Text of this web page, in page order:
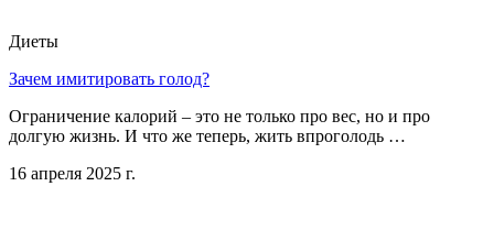
Диеты
Зачем имитировать голод?
Ограничение калорий – это не только про вес, но и про
долгую жизнь. И что же теперь, жить впроголодь …
16 апреля 2025 г.